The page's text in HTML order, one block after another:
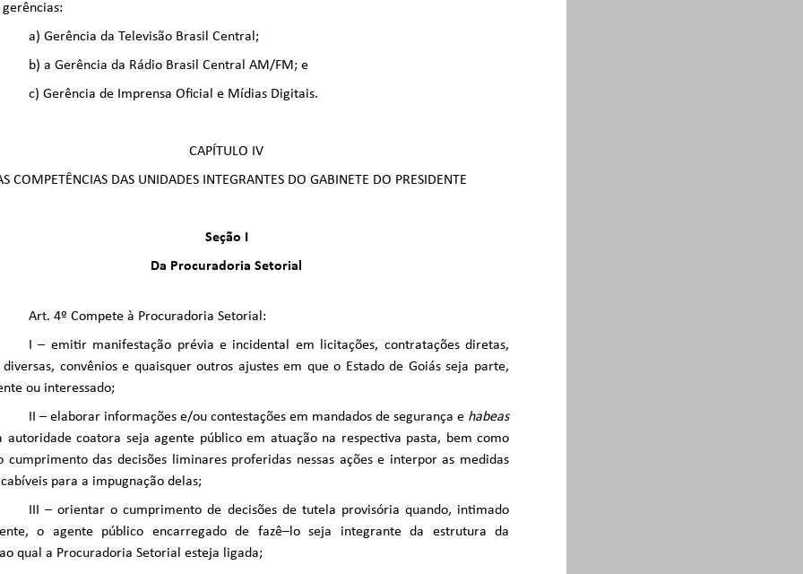
a) Gerência da Televisão Brasil Central;
b) a Gerência da Rádio Brasil Central AM/FM; e
c) Gerência de Imprensa Oficial e Mídias Digitais.
CAPÍTULO IV
COMPETÊNCIAS DAS UNIDADES INTEGRANTES DO GABINETE DO PRESIDENTE
Seção I
Da Procuradoria Setorial
Art. 4º Compete à Procuradoria Setorial:
I – emitir manifestação prévia e incidental em licitações, contratações diretas,
diversas, convênios e quaisquer outros ajustes em que o Estado de Goiás seja parte,
ou interessado;
II – elaborar informações e/ou contestações em mandados de segurança e habeas
autoridade coatora seja agente público em atuação na respectiva pasta, bem como
cumprimento das decisões liminares proferidas nessas ações e interpor as medidas
para a impugnação delas;
III – orientar o cumprimento de decisões de tutela provisória quando, intimado
o agente público encarregado de fazê–lo seja integrante da estrutura da
qual a Procuradoria Setorial esteja ligada;